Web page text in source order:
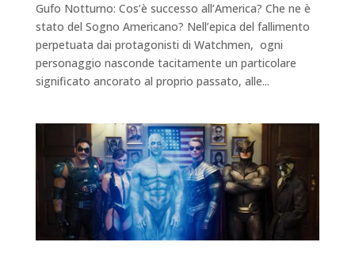
Gufo Notturno: Cos’è successo all’America? Che ne è
stato del Sogno Americano? Nell’epica del fallimento
perpetuata dai protagonisti di Watchmen, ogni
personaggio nasconde tacitamente un particolare
significato ancorato al proprio passato, alle...